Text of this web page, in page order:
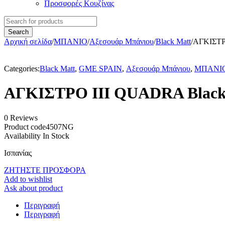
Προσφορές Κουζίνας
Αρχική σελίδα/ΜΠΑΝΙΟ/Αξεσουάρ Μπάνιου/Black Matt/
Categories:Black Matt, GME SPAIN, Αξεσουάρ Μπάνιου,
ΑΓΚΙΣΤΡΟ III QUADRA
0 Reviews
Product code4507NG
Availability In Stock
Ισπανίας
ΖΗΤΗΣΤΕ ΠΡΟΣΦΟΡΑ
Add to wishlist
Ask about product
Περιγραφή
Περιγραφή